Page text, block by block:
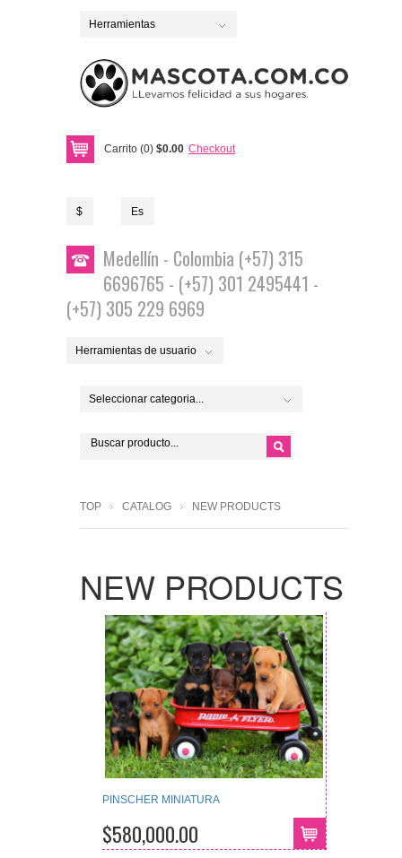
Herramientas
Carrito (0) $0.00 Checkout
$ Es
Medellín - Colombia (+57) 315
6696765 - (+57) 301 2495441 -
(+57) 305 229 6969
Herramientas de usuario
Seleccionar categoria...
TOP CATALOG NEW PRODUCTS
NEW PRODUCTS
PINSCHER MINIATURA
$580,000.00